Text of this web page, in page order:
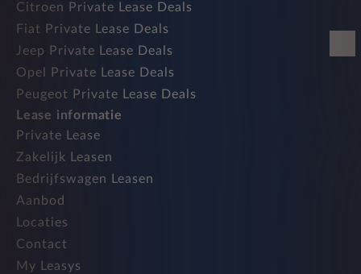
Citroen Private Lease Deals
Fiat Private Lease Deals
Jeep Private Lease Deals
Opel Private Lease Deals
Peugeot Private Lease Deals
Lease informatie
Private Lease
Zakelijk Leasen
Bedrijfswagen Leasen
Aanbod
Locaties
Contact
My Leasys